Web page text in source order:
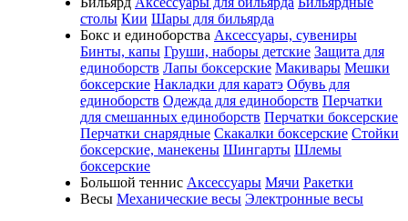
столы Кии Шары для бильярда
Бокс и единоборства Аксессуары, сувениры
Бинты, капы Груши, наборы детские Защита для
единоборств Лапы боксерские Макивары Мешки
боксерские Накладки для каратэ Обувь для
единоборств Одежда для единоборств Перчатки
для смешанных единоборств Перчатки боксерские
Перчатки снарядные Скакалки боксерские Стойки
боксерские, манекены Шингарты Шлемы
боксерские
Большой теннис Аксессуары Мячи Ракетки
Весы Механические весы Электронные весы